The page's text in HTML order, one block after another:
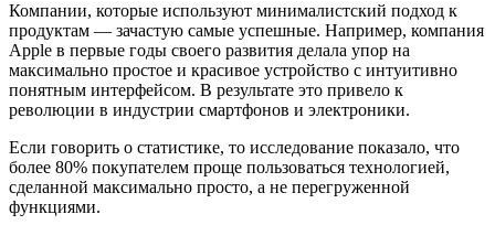
Компании, которые используют минималистский подход к
продуктам — зачастую самые успешные. Например, компания
Apple в первые годы своего развития делала упор на
максимально простое и красивое устройство с интуитивно
понятным интерфейсом. В результате это привело к
революции в индустрии смартфонов и электроники.
Если говорить о статистике, то исследование показало, что
более 80% покупателем проще пользоваться технологией,
сделанной максимально просто, а не перегруженной
функциями.